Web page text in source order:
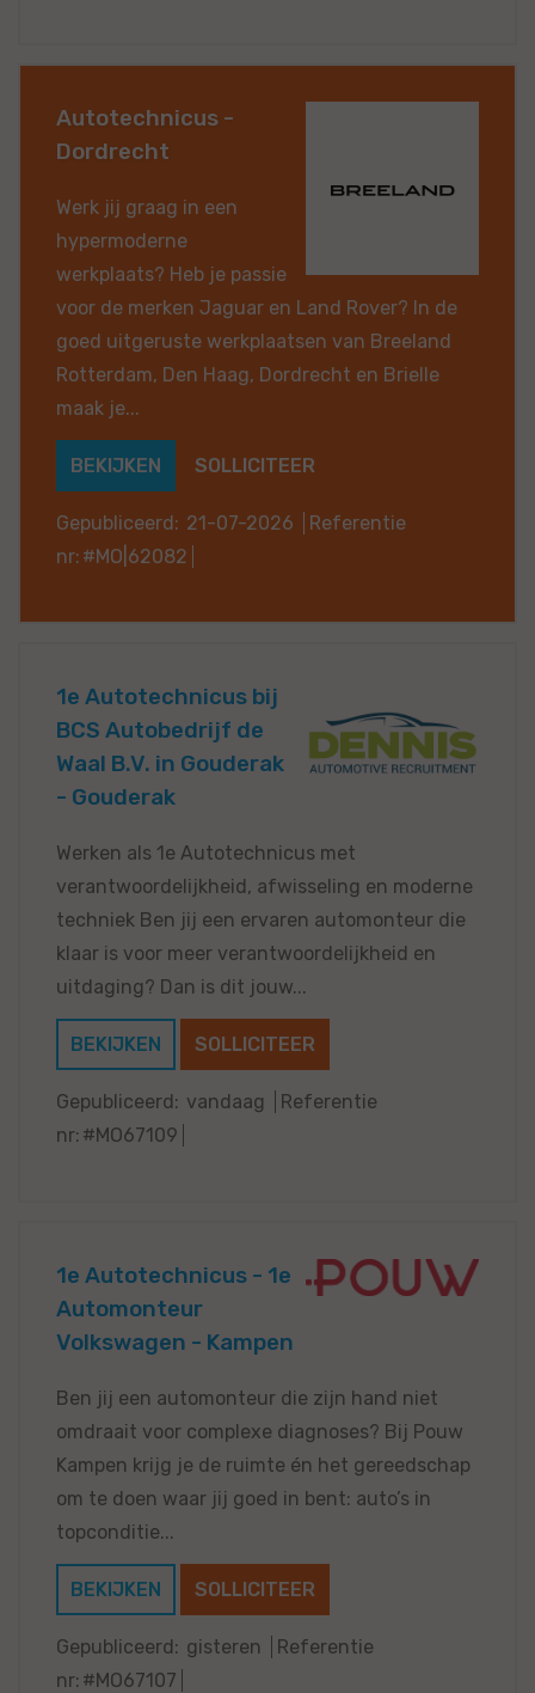
Autotechnicus -
Dordrecht
Werk jij graag in een
hypermoderne
werkplaats? Heb je passie
voor de merken Jaguar en Land Rover? In de
goed uitgeruste werkplaatsen van Breeland
Rotterdam, Den Haag, Dordrecht en Brielle
maak je...
BEKIJKEN SOLLICITEER
Gepubliceerd: 21-07-2026
Referentie
nr: #MO|62082
1e Autotechnicus bij
BCS Autobedrijf de
Waal B.V. in Gouderak
- Gouderak
Werken als 1e Autotechnicus met
verantwoordelijkheid, afwisseling en moderne
techniek Ben jij een ervaren automonteur die
klaar is voor meer verantwoordelijkheid en
uitdaging? Dan is dit jouw...
BEKIJKEN SOLLICITEER
Gepubliceerd: vandaag
Referentie
nr: #MO67109
1e Autotechnicus - 1e
Automonteur
Volkswagen - Kampen
Ben jij een automonteur die zijn hand niet
omdraait voor complexe diagnoses? Bij Pouw
Kampen krijg je de ruimte én het gereedschap
om te doen waar jij goed in bent: auto’s in
topconditie...
BEKIJKEN SOLLICITEER
Gepubliceerd: gisteren
Referentie
nr: #MO67107